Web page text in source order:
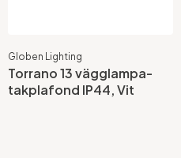
Globen Lighting
Torrano 13 vägglampa-
takplafond IP44, Vit